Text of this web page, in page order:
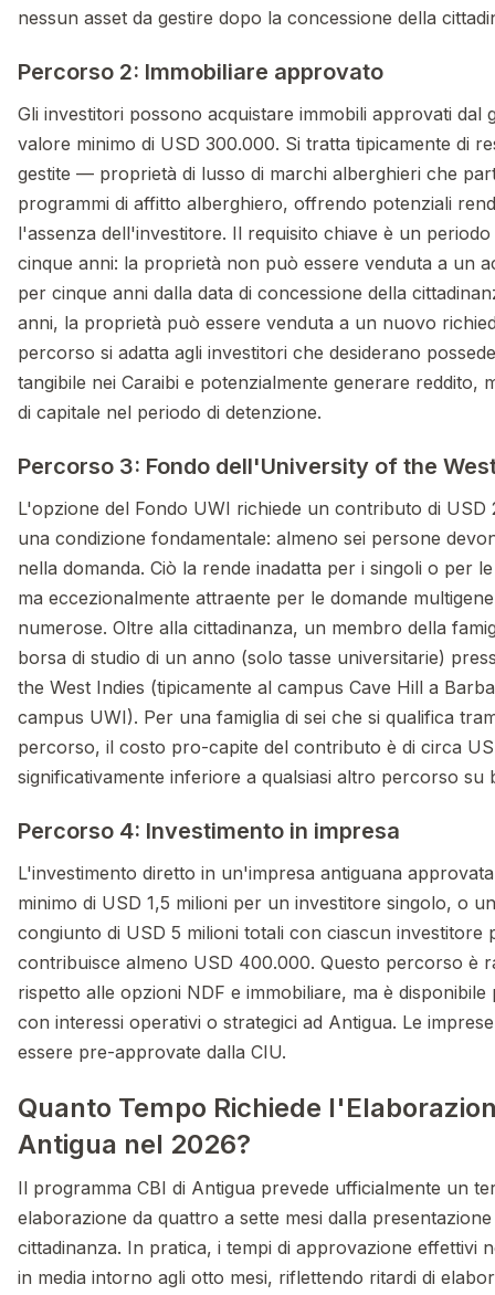
nessun asset da gestire dopo la concessione della
Percorso 2: Immobiliare approvato
Gli investitori possono acquistare immobili approvati dal
valore minimo di USD 300.000. Si tratta tipicamente di
gestite — proprietà di lusso di marchi alberghieri che
programmi di affitto alberghiero, offrendo potenziali
l'assenza dell'investitore. Il requisito chiave è un periodo
cinque anni: la proprietà non può essere venduta a un
per cinque anni dalla data di concessione della
anni, la proprietà può essere venduta a un nuovo
percorso si adatta agli investitori che desiderano
tangibile nei Caraibi e potenzialmente generare reddito,
di capitale nel periodo di detenzione.
Percorso 3: Fondo dell'University of the
L'opzione del Fondo UWI richiede un contributo di USD
una condizione fondamentale: almeno sei persone
nella domanda. Ciò la rende inadatta per i singoli o per
ma eccezionalmente attraente per le domande
numerose. Oltre alla cittadinanza, un membro della
borsa di studio di un anno (solo tasse universitarie)
the West Indies (tipicamente al campus Cave Hill a
campus UWI). Per una famiglia di sei che si qualifica
percorso, il costo pro-capite del contributo è di circa
significativamente inferiore a qualsiasi altro percorso su
Percorso 4: Investimento in impresa
L'investimento diretto in un'impresa antiguana
minimo di USD 1,5 milioni per un investitore singolo, o
congiunto di USD 5 milioni totali con ciascun investitore
contribuisce almeno USD 400.000. Questo percorso è
rispetto alle opzioni NDF e immobiliare, ma è disponibile
con interessi operativi o strategici ad Antigua. Le
essere pre-approvate dalla CIU.
Quanto Tempo Richiede
Antigua nel 2026?
Il programma CBI di Antigua prevede ufficialmente un
elaborazione da quattro a sette mesi dalla
cittadinanza. In pratica, i tempi di approvazione effettivi
in media intorno agli otto mesi, riflettendo ritardi di